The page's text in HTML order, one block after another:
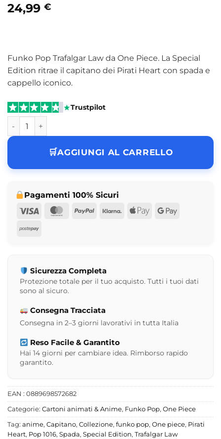
24,99 €
Funko Pop Trafalgar Law da One Piece. La Special
Edition ritrae il capitano dei Pirati Heart con spada e
cappello iconico.
Trustpilot
Funko Pop Trafalgar Law One Piece Vinyl Figure N° 1016
AGGIUNGI AL CARRELLO
Pagamenti 100% Sicuri
Visa
MasterCard
PayPalKlarna Apple Google
Postepay
Sicurezza Completa
Protezione totale per il tuo acquisto. Tutti i tuoi dati
sono al sicuro.
Consegna Tracciata
Consegna in 2–3 giorni lavorativi in tutta Italia
Reso Facile & Garantito
Hai 14 giorni per cambiare idea. Rimborso rapido
garantito.
EAN : 0889698572682
Categorie: Cartoni animati & Anime, Funko Pop, One Piece
Tag: anime, Capitano, Collezione, funko pop, One piece, Pirati
Heart, Pop 1016, Spada, Special Edition, Trafalgar Law